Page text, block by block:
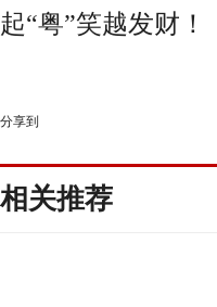
起“粤”笑越发财 ！
分享到
相关推荐